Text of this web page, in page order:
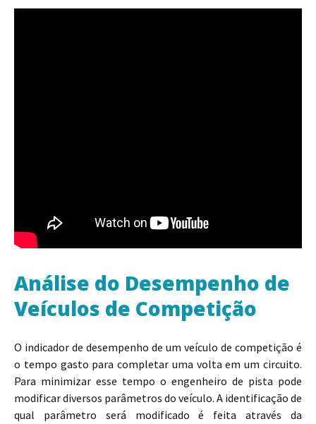
Análise do Desempenho de
Veículos de Competição
O indicador de desempenho de um veículo de competição é
o tempo gasto para completar uma volta em um circuito.
Para minimizar esse tempo o engenheiro de pista pode
modificar diversos parâmetros do veículo. A identificação de
qual parâmetro será modificado é feita através da